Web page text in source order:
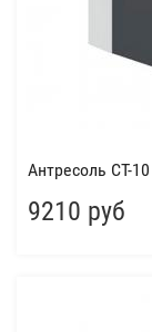
Антресоль СТ-
9210 руб